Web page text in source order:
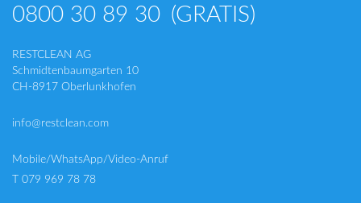
0800 30 89 30 (GRATIS)
RESTCLEAN AG
Schmidtenbaumgarten 10
CH-8917 Oberlunkhofen
info@restclean.com
Mobile/WhatsApp/Video-Anruf
T 079 969 78 78